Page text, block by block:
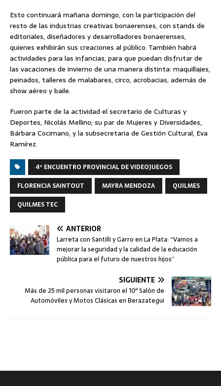
Esto continuará mañana domingo, con la participación del
resto de las industrias creativas bonaerenses, con stands de
editoriales, diseñadores y desarrolladores bonaerenses,
quienes exhibirán sus creaciones al público. También habrá
actividades para las infancias, para que puedan disfrutar de
las vacaciones de invierno de una manera distinta: maquillajes,
peinados, talleres de malabares, circo, acrobacias, además de
show aéreo y baile.
Fueron parte de la actividad el secretario de Culturas y
Deportes, Nicolás Mellino; su par de Mujeres y Diversidades,
Bárbara Cocimano, y la subsecretaria de Gestión Cultural, Eva
Ramírez.
4º ENCUENTRO PROVINCIAL DE VIDEOJUEGOS
FLORENCIA SAINTOUT
MAYRA MENDOZA
QUILMES
QUILMES TEC
ANTERIOR
Larreta con Santilli y Garro en La Plata: “Vamos a
mejorar la seguridad y la calidad de la educación
pública para el futuro de nuestros hijos”
SIGUIENTE
Más de 25 mil personas visitaron el 10º Salón de
Automóviles y Motos Clásicas en Berazategui